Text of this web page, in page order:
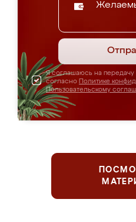
Я соглашаюсь на
согласно Политике
Пользовательскому